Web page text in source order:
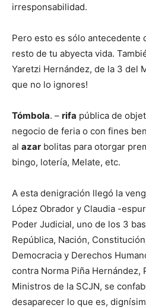
irresponsabilidad.
Pero esto es sólo antecedente
resto de tu abyecta vida.
Yaretzi Hernández, de la 3 del
que no lo ignores!
Tómbola. – rifa pública de
negocio de feria o con fines
al azar bolitas para otorgar
bingo, lotería, Melate, etc.
A esta denigración llegó la
López Obrador y Claudia -
Poder Judicial, uno de los 3
República, Nación,
Democracia y Derechos
contra Norma Piña Hernández,
Ministros de la SCJN, se
desaparecer lo que es,